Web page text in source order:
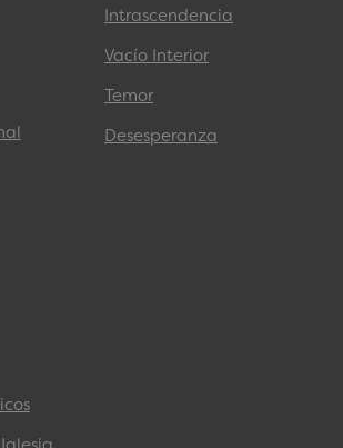
Intrascendencia
Vacío Interior
Temor
Desesperanza